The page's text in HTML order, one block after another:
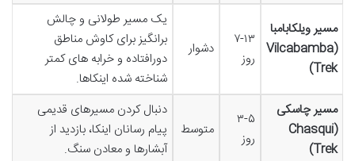
مسیر ویلکابامبا
(Vilcabamba
Trek)
۷-۱۳
روز
دشوار
یک مسیر طولانی و چالش
برانگیز برای کاوش مناطق
دورافتاده و خرابه های کمتر
شناخته شده اینکاها.
مسیر چاسکی
(Chasqui
Trek)
۳-۵
روز
متوسط
دنبال کردن مسیرهای قدیمی
پیام رسانان اینکا، بازدید از
آبشارها و معادن سنگ.